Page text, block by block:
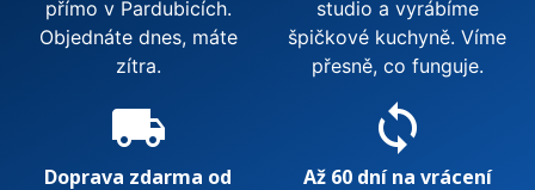
přímo v Pardubicích.
Objednáte dnes, máte
zítra.
studio a vyrábíme
špičkové kuchyně. Víme
přesně, co funguje.
local_shipping
Doprava zdarma od
sync
Až 60 dní na vrácení